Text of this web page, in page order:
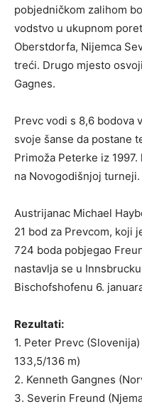
pobjedničkom zalihom
vodstvo u ukupnom
Oberstdorfa, Nijemca
treći. Drugo mjesto
Gagnes.
Prevc vodi s 8,6 bodova
svoje šanse da postane
Primoža Peterke iz
na Novogodišnjoj turneji.
Austrijanac Michael
21 bod za Prevcom, koji
724 boda pobjegao
nastavlja se u
Bischofshofenu 6.
Rezultati:
1. Peter Prevc
133,5/136 m)
2. Kenneth Gangnes
3. Severin Freund